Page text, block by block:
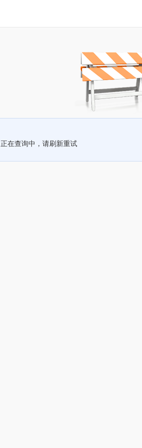
正在查询中，请刷新重试